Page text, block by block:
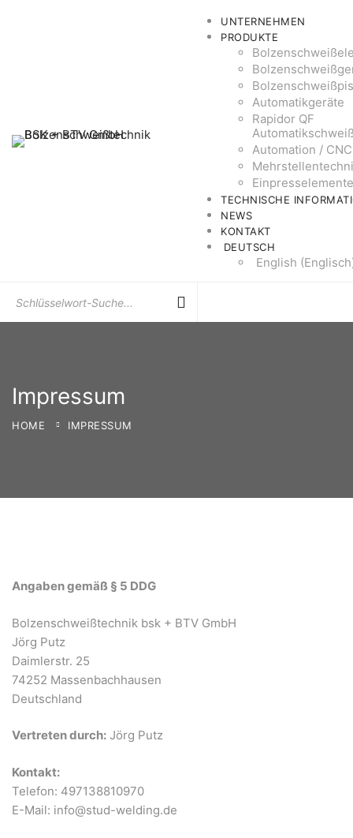
UNTERNEHMEN
PRODUKTE
Automatikgeräte
Rapidor QF
Automation / CNC
Einpresselemente
TECHNISCHE
NEWS
KONTAKT
DEUTSCH
English (Englisch
Sie
Impressum
HOME IMPRESSUM
Angaben gemäß § 5 DDG
Bolzenschweißtechnik bsk + BTV GmbH
Jörg Putz
Daimlerstr. 25
74252 Massenbachhausen
Deutschland
Vertreten durch: Jörg Putz
Kontakt:
Telefon: 497138810970
E-Mail: info@stud-welding.de